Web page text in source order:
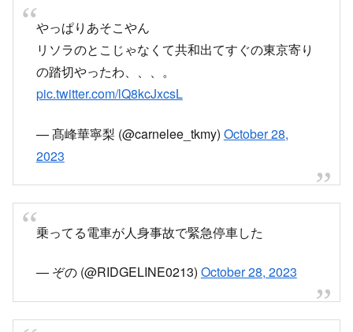
やっぱりあそこやん
リソラのとこじゃなくて共和出てすぐの東京寄り
の踏切やったわ、、、。
— 髙峰華寧梨 (@carnelee_tkmy)